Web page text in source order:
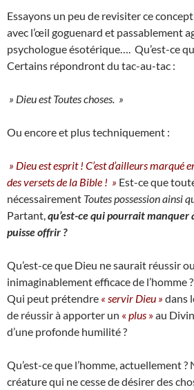
Essayons un peu de revisiter ce
avec l’œil goguenard et passablement
psychologue ésotérique…. Qu’est-ce
Certains répondront du tac-au-tac :
» Dieu est Toutes choses. »
Ou encore et plus techniquement :
» Dieu est esprit ! C’est d’ailleurs marqué
des versets de la Bible ! » Est-ce que
nécessairement Toutes possession ainsi
Partant, qu’est-ce qui pourrait manquer
puisse offrir ?
Qu’est-ce que Dieu ne saurait réussir
inimaginablement efficace de l’homme
Qui peut prétendre « servir Dieu » dans
de réussir à apporter un « plus »au
d’une profonde humilité ?
Qu’est-ce que l’homme, actuellement ?
créature qui ne cesse de désirer des